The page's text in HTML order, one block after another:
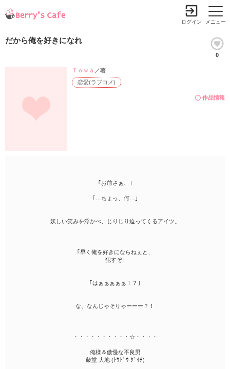
メニュー
ログイン
だから俺を好きになれ
0
作品情報
恋愛(ラブコメ)
Ｔｏｗａ ／著
｢お前さぁ、｣
｢…ちょっ、何…｣
妖しい笑みを浮かべ、じりじり迫ってくるアイツ。
｢早く俺を好きにならねぇと、
犯すぞ｣
｢はぁぁぁぁぁ！？｣
な、なんじゃそりゃーーー？！
・・・・・・・・・・☆・・・・
俺様＆傲慢な不良男
藤堂 大地 (ﾄｳﾄﾞｳ ﾀﾞｲﾁ)